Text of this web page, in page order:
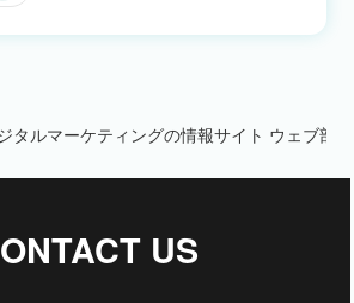
タルマーケティングの情報サイト ウェブ部
US